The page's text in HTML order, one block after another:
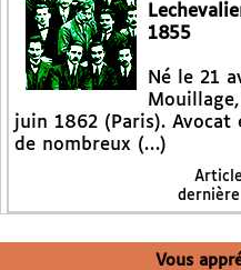
1855
Né le 21
juin 1862 (Paris).
de nombreux (…)
Vous